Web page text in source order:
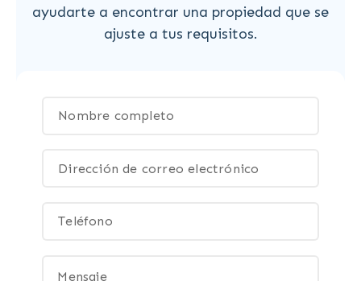
ayudarte a encontrar una propiedad que se
ajuste a tus requisitos.